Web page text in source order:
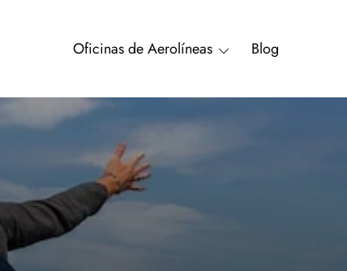
Oficinas de Aerolíneas Blog